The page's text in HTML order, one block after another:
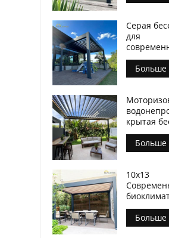
Серая
для
мебели
патио
Больше
крытая
с жалюзи
Больше
10x13
беседка
открытом
воздухе
Больше